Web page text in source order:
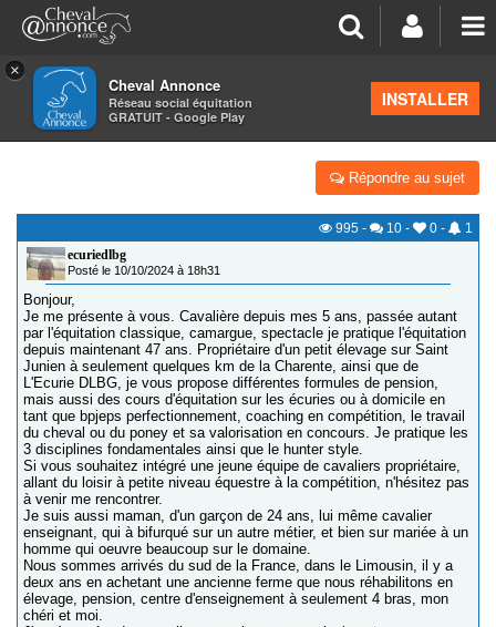
×
Cheval Annonce
Réseau social équitation
GRATUIT - Google Play
INSTALLER
>Les groupes régionaux>Limousin
PRÉSENTATION
Répondre au sujet
995 - 10 - 0 -
1
ecuriedlbg
Posté le 10/10/2024 à 18h31
Bonjour,
Je me présente à vous. Cavalière depuis mes 5 ans, passée autant
par l'équitation classique, camargue, spectacle je pratique l'équitation
depuis maintenant 47 ans. Propriétaire d'un petit élevage sur Saint
Junien à seulement quelques km de la Charente, ainsi que de
L'Ecurie DLBG, je vous propose différentes formules de pension,
mais aussi des cours d'équitation sur les écuries ou à domicile en
tant que bpjeps perfectionnement, coaching en compétition, le travail
du cheval ou du poney et sa valorisation en concours. Je pratique les
3 disciplines fondamentales ainsi que le hunter style.
Si vous souhaitez intégré une jeune équipe de cavaliers propriétaire,
allant du loisir à petite niveau équestre à la compétition, n'hésitez pas
à venir me rencontrer.
Je suis aussi maman, d'un garçon de 24 ans, lui même cavalier
enseignant, qui à bifurqué sur un autre métier, et bien sur mariée à un
homme qui oeuvre beaucoup sur le domaine.
Nous sommes arrivés du sud de la France, dans le Limousin, il y a
deux ans en achetant une ancienne ferme que nous réhabilitons en
élevage, pension, centre d'enseignement à seulement 4 bras, mon
chéri et moi.